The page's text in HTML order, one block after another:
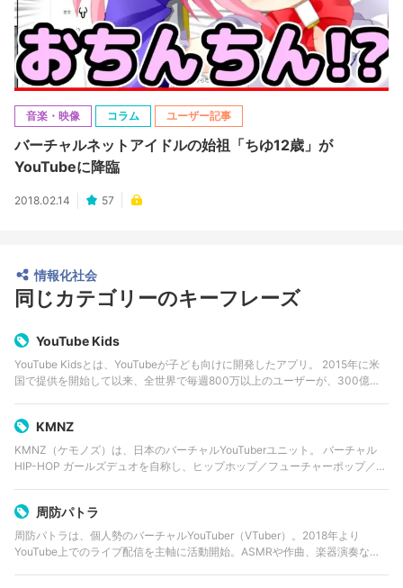
音楽・映像 コラム ユーザー記事
バーチャルネットアイドルの始祖「ちゆ12歳」が
YouTubeに降臨
2018.02.14 57
情報化社会
同じカテゴリーのキーフレーズ
YouTube Kids
YouTube Kidsとは、YouTubeが子ども向けに開発したアプリ。 2015年に米
国で提供を開始して以来、全世界で毎週800万以上のユーザーが、300億回
KMNZ
KMNZ（ケモノズ）は、日本のバーチャルYouTuberユニット。 バーチャル
HIP-HOP ガールズデュオを自称し、ヒップホップ／フューチャーポップ／ラ
周防パトラ
周防パトラは、個人勢のバーチャルYouTuber（VTuber）。2018年より
YouTube上でのライブ配信を主軸に活動開始。ASMRや作曲、楽器演奏な